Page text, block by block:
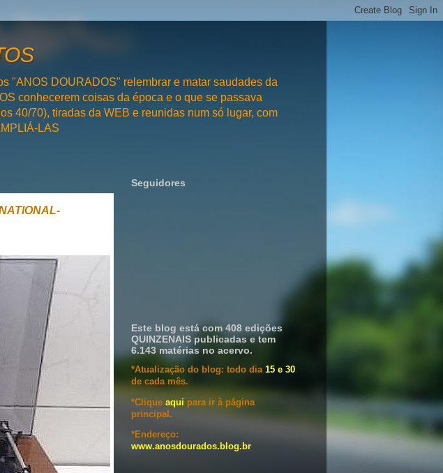
"ANOS DOURADOS" relembrar e matar saudades da
conhecerem coisas da época e o que se passava
40/70), tiradas da WEB e reunidas num só lugar, com
LAS
Seguidores
Este blog está com 408 edições
QUINZENAIS publicadas e tem
6.143 matérias no acervo.
*Atualização do blog: todo dia 15 e 30
de cada mês.
*Clique aqui para ir à página
principal.
*Endereço:
www.anosdourados.blog.br